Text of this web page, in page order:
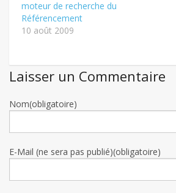
moteur de recherche du
Référencement
10 août 2009
Laisser un Commentaire
Nom(obligatoire)
E-Mail (ne sera pas publié)(obligatoire)